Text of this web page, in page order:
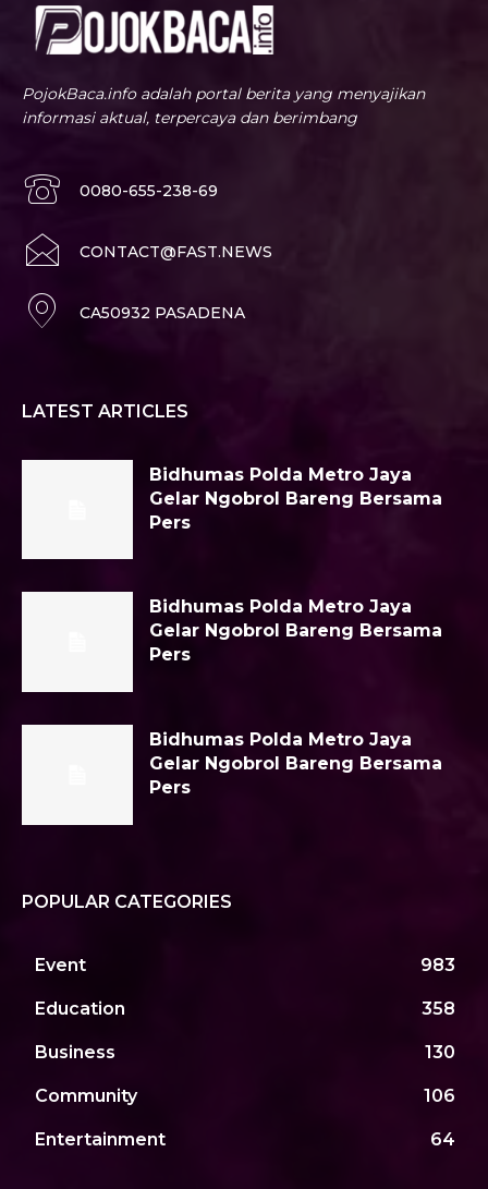
PojokBaca.info adalah portal berita yang menyajikan
informasi aktual, terpercaya dan berimbang
0080-655-238-69
CONTACT@FAST.NEWS
CA50932 PASADENA
LATEST ARTICLES
Bidhumas Polda Metro Jaya
Gelar Ngobrol Bareng Bersama
Pers
Bidhumas Polda Metro Jaya
Gelar Ngobrol Bareng Bersama
Pers
Bidhumas Polda Metro Jaya
Gelar Ngobrol Bareng Bersama
Pers
POPULAR CATEGORIES
Event 983
Education 358
Business 130
Community 106
Entertainment 64